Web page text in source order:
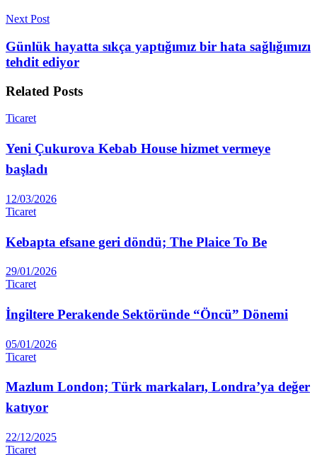
Next Post
Günlük hayatta sıkça yaptığımız bir hata sağlığımızı
tehdit ediyor
Related Posts
Ticaret
Yeni Çukurova Kebab House hizmet vermeye
başladı
12/03/2026
Ticaret
Kebapta efsane geri döndü; The Plaice To Be
29/01/2026
Ticaret
İngiltere Perakende Sektöründe “Öncü” Dönemi
05/01/2026
Ticaret
Mazlum London; Türk markaları, Londra’ya değer
katıyor
22/12/2025
Ticaret